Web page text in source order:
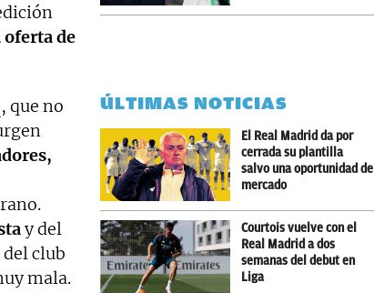
de
, que no
y del
club
mala.
ÚLTIMAS NOTICIAS
El Real Madrid da por
cerrada su plantilla
salvo una oportunidad de
mercado
Courtois vuelve con el
Real Madrid a dos
semanas del debut en
Liga